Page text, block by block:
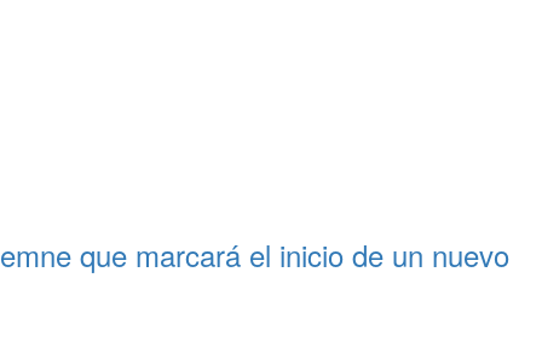
que marcará el inicio de un nuevo